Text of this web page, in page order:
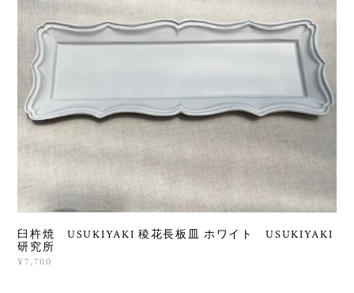
臼杵焼 USUKIYAKI 稜花長板皿 ホワイト USUKIYAKI
研究所
¥7,700